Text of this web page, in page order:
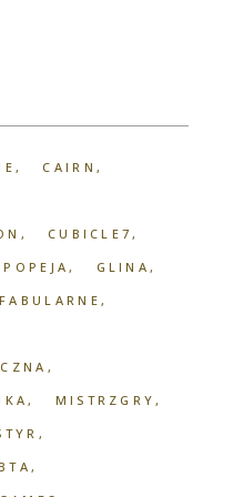
CAIRN
CUBICLE7
GLINA
MISTRZGRY